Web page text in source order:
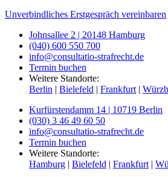
Unverbindliches Erstgespräch vereinbaren
Johnsallee 2 | 20148 Hamburg
(040) 600 550 700
info@consultatio-strafrecht.de
Termin buchen
Weitere Standorte:
Berlin
Bielefeld Frankfurt|
Kurfürstendamm 14 | 10719 Berlin
(030) 3 46 49 60 50
info@consultatio-strafrecht.de
Termin buchen
Weitere Standorte:
Hamburg
Bielefeld Frankfurt|